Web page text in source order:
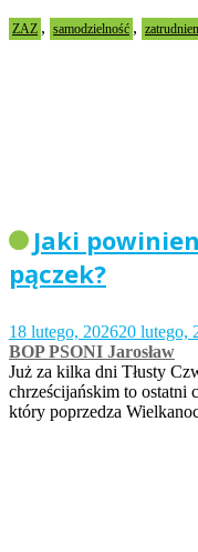
ZAZ , samodzielność ,
Jaki
pączek?
18 lutego, 202620 lutego,
BOP PSONI Jarosław
Już za kilka dni Tłusty
chrześcijańskim to ostatni
który poprzedza